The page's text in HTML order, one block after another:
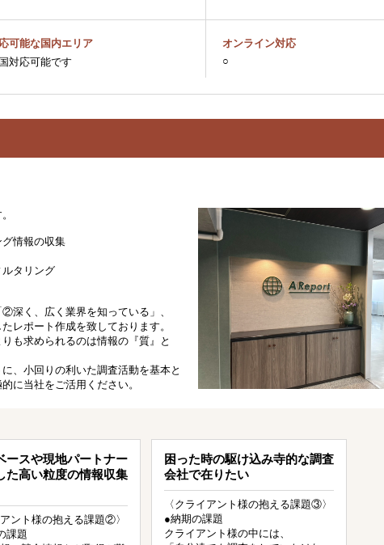
可能な国内エリア
対応可能です
オンライン対応
○
グ情報の収集
ルタリング
深く、広く業界を知っている」、
レポート作成を致しております。
も求められるのは情報の『質』と
、小回りの利いた調査活動を基本と
に当社をご活用ください。
ースや現地パートナー
た高い粒度の情報収集
アント様の抱える課題②〉
課題
困った時の駆け込み寺的な調査
会社で在りたい
〈クライアント様の抱える課題③〉
●納期の課題
クライアント様の中には、